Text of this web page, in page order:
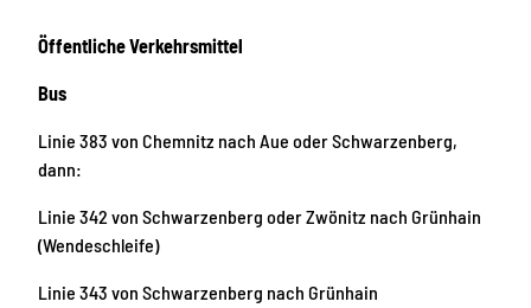
Öffentliche Verkehrsmittel
Bus
Linie 383 von Chemnitz nach Aue oder Schwarzenberg,
dann:
Linie 342 von Schwarzenberg oder Zwönitz nach Grünhain
(Wendeschleife)
Linie 343 von Schwarzenberg nach Grünhain